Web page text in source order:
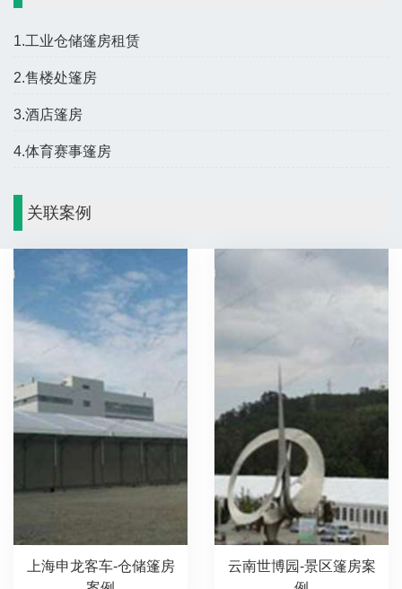
1.工业仓储篷房租赁
2.售楼处篷房
3.酒店篷房
4.体育赛事篷房
关联案例
上海申龙客车-仓储篷房
云南世博园-景区篷房案